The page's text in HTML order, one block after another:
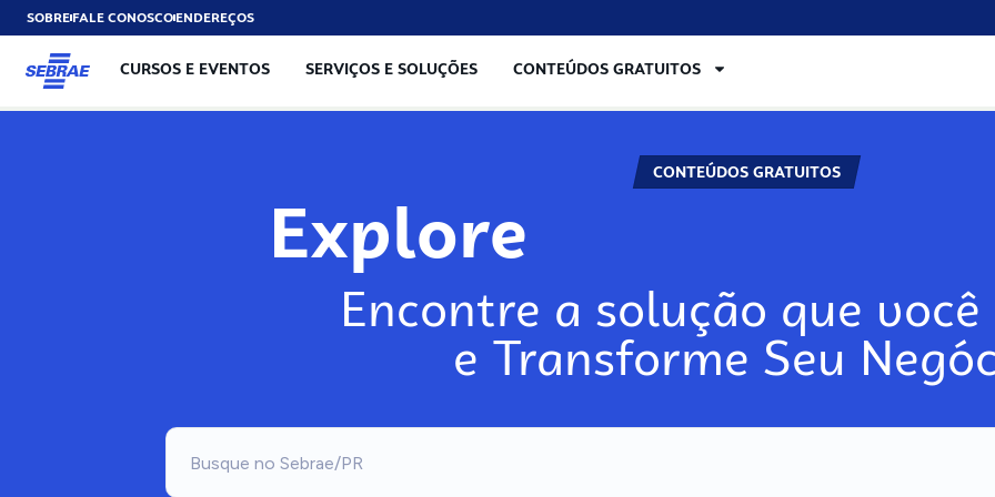
SOBREFALE CONOSCOENDEREÇOS
CURSOS E EVENTOS SERVIÇOS E SOLUÇÕES CONTEÚDOS GRATUITOS
CONTEÚDOS GRATUITOS
Explore
Encontre a solução que você
e Transforme Seu